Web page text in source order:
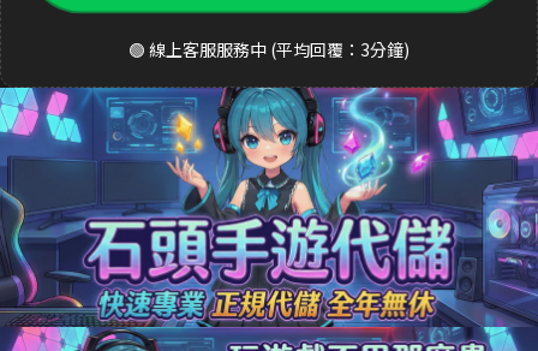
6分鐘前 a**123 購買了
8分鐘前 S**ea 購買了 3290元 禮包 交易成功
9分鐘前 吳**宏 購買了 1690元 豪華禮包 交易成功
10分鐘前 m**ky 購買了 33元 銅板禮包 交易成功
12分鐘前 李**芬 購買了 990元 成長禮包 交易成功
15分鐘前 J**son 購買了 3290元 禮包 交易成功
18分鐘前 劉**瑄 購買了 170元 限時禮包 交易成功
🟢 線上客服服務中 (平均回覆：3分鐘)